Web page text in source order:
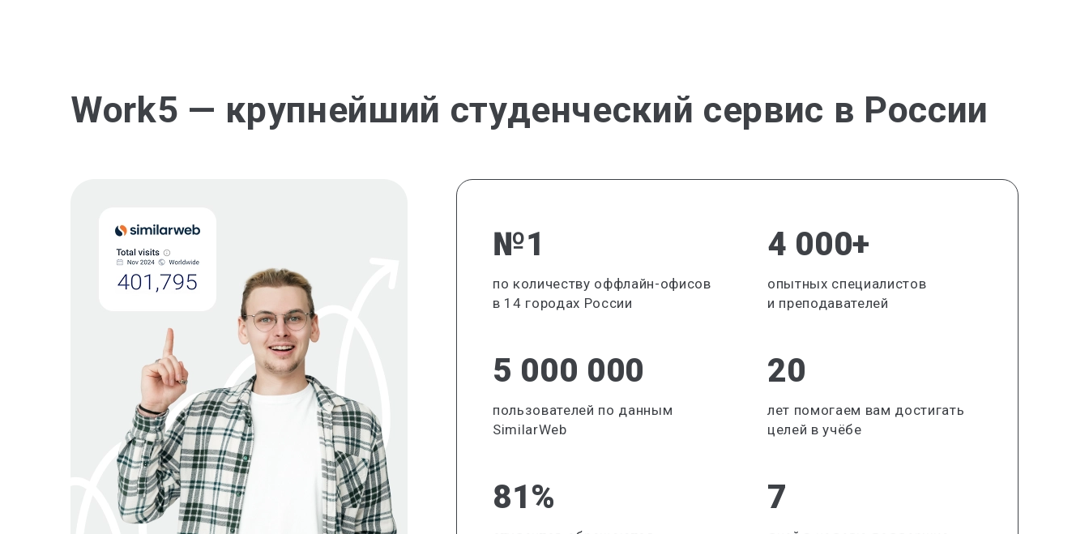
Work5 — крупнейший студенческий сервис в России
№1
по количеству оффлайн-офисов
в 14 городах России
4 000+
опытных специалистов
и преподавателей
5 000 000
пользователей по данным
SimilarWeb
20
лет помогаем вам достигать
целей в учёбе
81% 7